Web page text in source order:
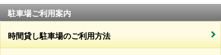
駐車場ご利用案内
時間貸し駐車場のご利用方法